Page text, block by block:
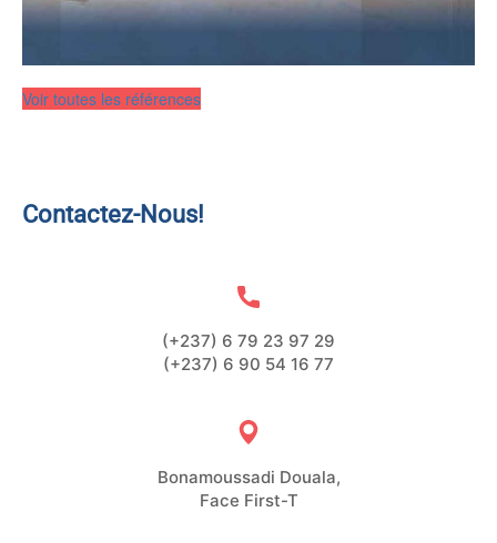
Voir toutes les références
Contactez-Nous!
(+237) 6 79 23 97 29
(+237) 6 90 54 16 77
Bonamoussadi Douala,
Face First-T